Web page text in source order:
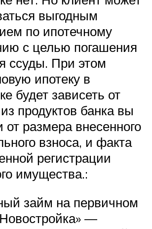
выгодным
по ипотечному
с целью погашения
ссуды. При этом
ипотеку в
будет зависеть от
продуктов банка вы
размера внесенного
взноса, и факта
регистрации
имущества.:
займ на первичном
—